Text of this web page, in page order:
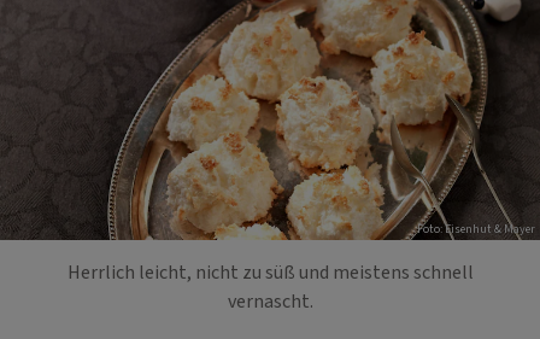
Foto: Eisenhut & Mayer
Herrlich leicht, nicht zu süß und meistens schnell
vernascht.